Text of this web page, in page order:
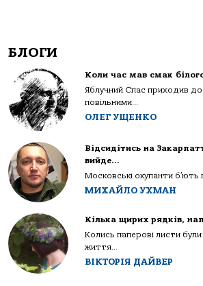
БЛОГИ
Коли час мав смак
Яблучний Спас приходив до
повільними...
ОЛЕГ УЩЕНКО
Відсидітись на
вийде…
Московські окупанти б’ють
МИХАЙЛО УХМАН
Кілька щирих рядків,
Колись паперові листи
життя...
ВІКТОРІЯ ДАЙВЕР